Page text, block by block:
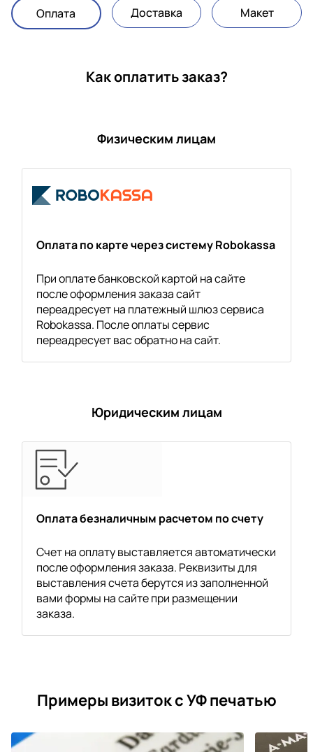
Оплата Доставка Макет
Как оплатить заказ?
Физическим лицам
Оплата по карте через систему Robokassa
При оплате банковской картой на сайте
после оформления заказа сайт
переадресует на платежный шлюз сервиса
Robokassa. После оплаты сервис
переадресует вас обратно на сайт.
Юридическим лицам
Оплата безналичным расчетом по счету
Счет на оплату выставляется автоматически
после оформления заказа. Реквизиты для
выставления счета берутся из заполненной
вами формы на сайте при размещении
заказа.
Примеры визиток с УФ печатью